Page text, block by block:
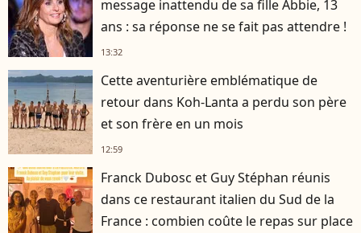
message inattendu de sa fille Abbie, 13
ans : sa réponse ne se fait pas attendre !
13:32
Cette aventurière emblématique de
retour dans Koh-Lanta a perdu son père
et son frère en un mois
12:59
Franck Dubosc et Guy Stéphan réunis
dans ce restaurant italien du Sud de la
France : combien coûte le repas sur place